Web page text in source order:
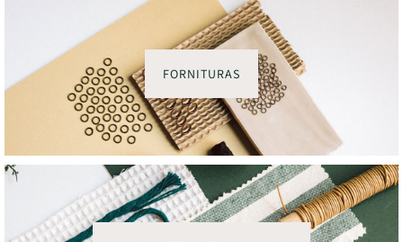
FORNITURAS